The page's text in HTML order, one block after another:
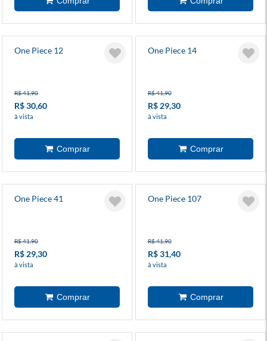
One Piece 12
R$ 41,90
R$ 30,60
à vista
One Piece 14
R$ 41,90
R$ 29,30
à vista
One Piece 41
R$ 41,90
R$ 29,30
à vista
One Piece 107
R$ 41,90
R$ 31,40
à vista